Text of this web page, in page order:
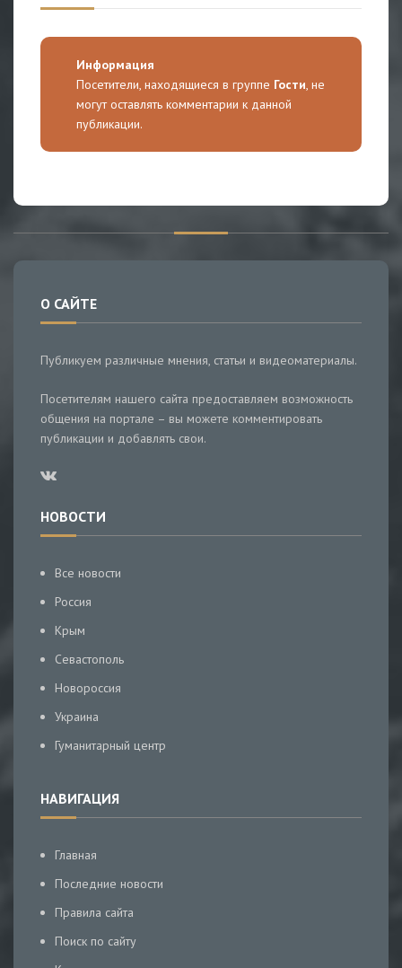
Информация
Посетители, находящиеся в группе Гости, не
могут оставлять комментарии к данной
публикации.
О САЙТЕ
Публикуем различные мнения, статьи и видеоматериалы.
Посетителям нашего сайта предоставляем возможность
общения на портале – вы можете комментировать
публикации и добавлять свои.
НОВОСТИ
Все новости
Россия
Крым
Севастополь
Новороссия
Украина
Гуманитарный центр
НАВИГАЦИЯ
Главная
Последние новости
Правила сайта
Поиск по сайту